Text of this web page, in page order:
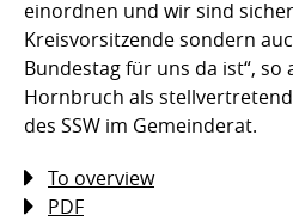
einordnen und wir sind
Kreisvorsitzende sondern
Bundestag für uns da ist“, so
Hornbruch als
des SSW im Gemeinderat.
To overview
PDF